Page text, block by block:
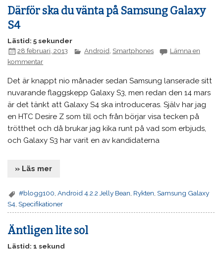
Därför ska du vänta på Samsung Galaxy
S4
Lästid: 5 sekunder
28 februari, 2013
Android, Smartphones
Lämna en
kommentar
Det är knappt nio månader sedan Samsung lanserade sitt
nuvarande flaggskepp Galaxy S3, men redan den 14 mars
är det tänkt att Galaxy S4 ska introduceras. Själv har jag
en HTC Desire Z som till och från börjar visa tecken på
trötthet och då brukar jag kika runt på vad som erbjuds,
och Galaxy S3 har varit en av kandidaterna
» Läs mer
#blogg100 ,Android 4.2.2 Jelly Bean Rykten ,Samsung Galaxy
S4 ,Specifikationer
Äntligen lite sol
Lästid: 1 sekund